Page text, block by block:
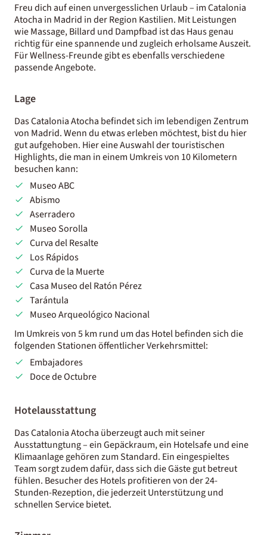
Freu dich auf einen unvergesslichen Urlaub – im Catalonia
Atocha in Madrid in der Region Kastilien. Mit Leistungen
wie Massage, Billard und Dampfbad ist das Haus genau
richtig für eine spannende und zugleich erholsame Auszeit.
Für Wellness-Freunde gibt es ebenfalls verschiedene
passende Angebote.
Lage
Das Catalonia Atocha befindet sich im lebendigen Zentrum
von Madrid. Wenn du etwas erleben möchtest, bist du hier
gut aufgehoben. Hier eine Auswahl der touristischen
Highlights, die man in einem Umkreis von 10 Kilometern
besuchen kann:
Museo ABC
Abismo
Aserradero
Museo Sorolla
Curva del Resalte
Los Rápidos
Curva de la Muerte
Casa Museo del Ratón Pérez
Tarántula
Museo Arqueológico Nacional
Im Umkreis von 5 km rund um das Hotel befinden sich die
folgenden Stationen öffentlicher Verkehrsmittel:
Embajadores
Doce de Octubre
Hotelausstattung
Das Catalonia Atocha überzeugt auch mit seiner
Ausstattungtung – ein Gepäckraum, ein Hotelsafe und eine
Klimaanlage gehören zum Standard. Ein eingespieltes
Team sorgt zudem dafür, dass sich die Gäste gut betreut
fühlen. Besucher des Hotels profitieren von der 24-
Stunden-Rezeption, die jederzeit Unterstützung und
schnellen Service bietet.